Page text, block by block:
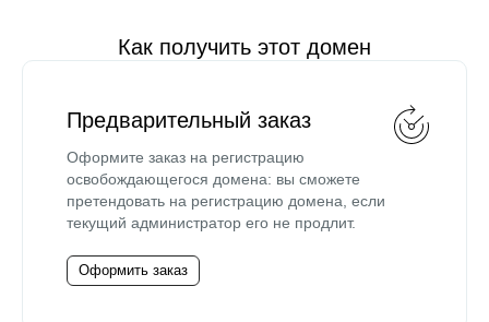
Как получить этот домен
Предварительный заказ
Оформите заказ на регистрацию
освобождающегося домена: вы сможете
претендовать на регистрацию домена, если
текущий администратор его не продлит.
Оформить заказ